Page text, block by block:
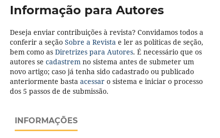
Informação para Autores
Deseja enviar contribuições à revista? Convidamos todos a
conferir a seção Sobre a Revistae ler as políticas de seção,
bem como as Diretrizes para Autores. É necessário que os
autores se cadastremno sistema antes de submeter um
novo artigo; caso já tenha sido cadastrado ou publicado
anteriormente basta acessaro sistema e iniciar o processo
dos 5 passos de de submissão.
INFORMAÇÕES